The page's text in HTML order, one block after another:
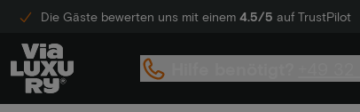
Die Gäste bewerten uns mit einem 4.5/5 auf TrustPilot